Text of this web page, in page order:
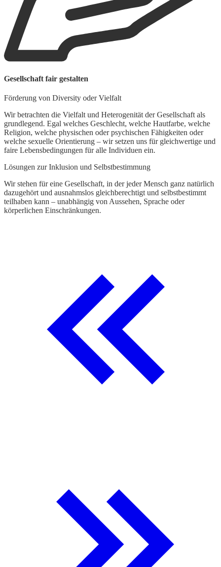
Gesellschaft fair gestalten
Förderung von Diversity oder Vielfalt
Wir betrachten die Vielfalt und Heterogenität der Gesellschaft als
grundlegend. Egal welches Geschlecht, welche Hautfarbe, welche
Religion, welche physischen oder psychischen Fähigkeiten oder
welche sexuelle Orientierung – wir setzen uns für gleichwertige und
faire Lebensbedingungen für alle Individuen ein.
Lösungen zur Inklusion und Selbstbestimmung
Wir stehen für eine Gesellschaft, in der jeder Mensch ganz natürlich
dazugehört und ausnahmslos gleichberechtigt und selbstbestimmt
teilhaben kann – unabhängig von Aussehen, Sprache oder
körperlichen Einschränkungen.